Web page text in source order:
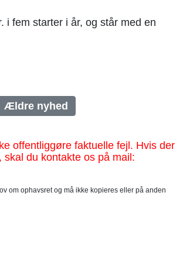
i fem starter i år, og står med en
Ældre nyhed
offentliggøre faktuelle fejl. Hvis der
du kontakte os på mail:
om ophavsret og må ikke kopieres eller på anden